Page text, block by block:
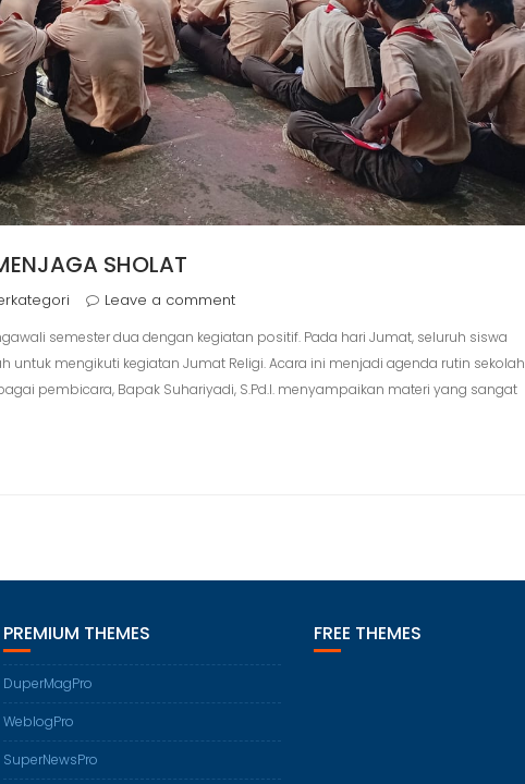
SHOLAT
Leave a comment
semester dua dengan kegiatan positif. Pada hari Jumat, seluruh siswa
mengikuti kegiatan Jumat Religi. Acara ini menjadi agenda rutin sekolah
pembicara, Bapak Suhariyadi, S.Pd.I. menyampaikan materi yang sangat
PREMIUM THEMES
DuperMagPro
WeblogPro
SuperNewsPro
FREE THEMES